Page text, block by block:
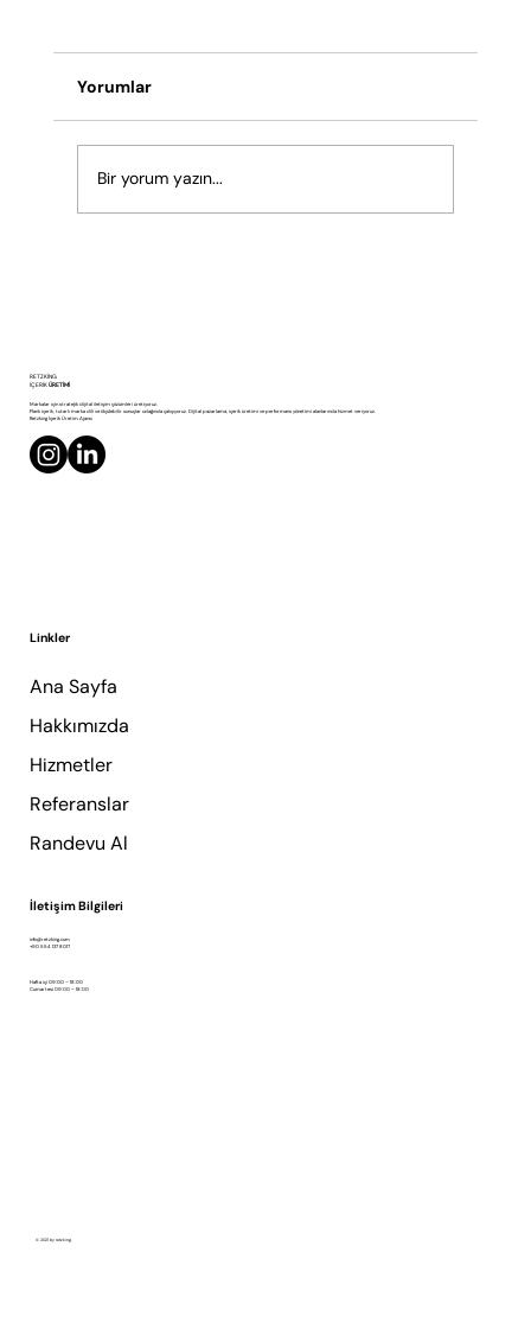
Yorumlar
Bir yorum yazın...
İletişim Bilgileri
info@retzking.com
+90 554 137 8017
Hafta içi 09:00 – 18:00
Cumartesi 09:00 – 18:00
RETZKING
İÇERİKÜRETİMİ
Markalar için stratejik dijital iletişim çözümleri üretiyoruz.
Planlı içerik, tutarlı marka dili ve ölçülebilir sonuçlar odağında çalışıyoruz. Dijital pazarlama, içerik üretimi ve performans yönetimi alanlarında hizmet veriyoruz.
Retzking İçerik Üretim Ajansı
Linkler
Ana Sayfa
Hakkımızda
Hizmetler
Referanslar
Randevu Al
© 2021 by retzking.